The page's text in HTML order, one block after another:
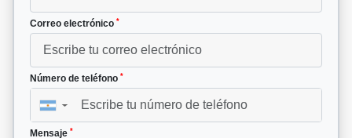
Correo electrónico *
Número de teléfono *
▼
Mensaje *